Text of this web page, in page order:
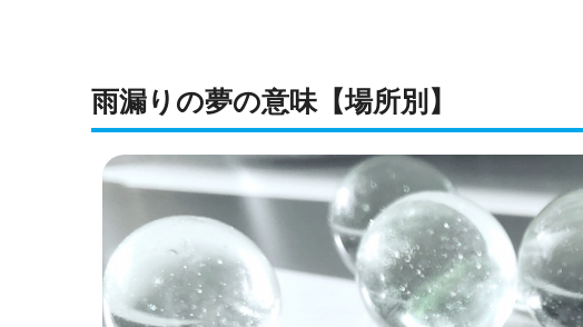
雨漏りの夢の意味【場所別】